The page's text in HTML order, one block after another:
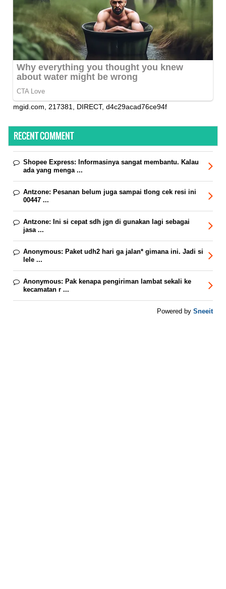
mgid.com, 217381, DIRECT, d4c29acad76ce94f
RECENT COMMENT
Shopee Express: Informasinya sangat membantu. Kalau
ada yang menga ...
Antzone: Pesanan belum juga sampai tlong cek resi ini
00447 ...
Antzone: Ini si cepat sdh jgn di gunakan lagi sebagai
jasa ...
Anonymous: Paket udh2 hari ga jalan* gimana ini. Jadi si
lele ...
Anonymous: Pak kenapa pengiriman lambat sekali ke
kecamatan r ...
Powered by Sneeit